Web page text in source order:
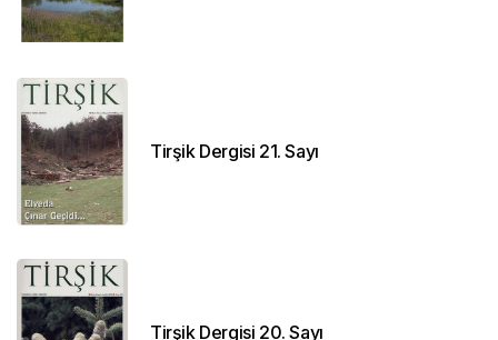
Tirşik Dergisi 21. Sayı
Tirşik Dergisi 20. Sayı